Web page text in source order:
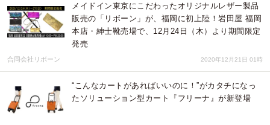
メイドイン東京にこだわったオリジナルレザー製品
販売の「リボーン」が、福岡に初上陸！岩田屋 福岡
本店・紳士靴売場で、12月24日（木）より期間限定
発売
合同会社リボーン 2020年12月21日 01時
“こんなカートがあればいいのに！”がカタチになっ
たソリューション型カート『フリーナ』が新登場